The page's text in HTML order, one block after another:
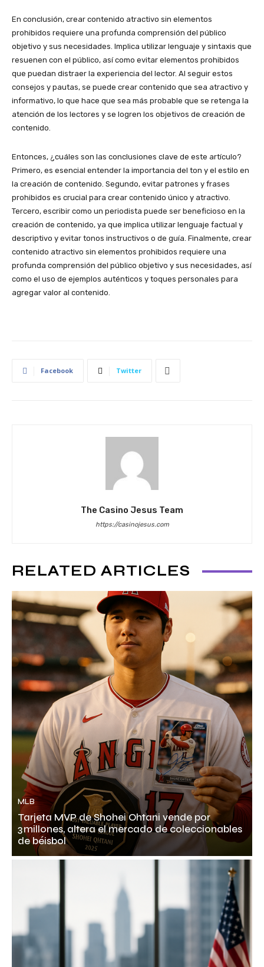
En conclusión, crear contenido atractivo sin elementos
prohibidos requiere una profunda comprensión del público
objetivo y sus necesidades. Implica utilizar lenguaje y sintaxis que
resuenen con el público, así como evitar elementos prohibidos
que puedan distraer la experiencia del lector. Al seguir estos
consejos y pautas, se puede crear contenido que sea atractivo y
informativo, lo que hace que sea más probable que se retenga la
atención de los lectores y se logren los objetivos de creación de
contenido.
Entonces, ¿cuáles son las conclusiones clave de este artículo?
Primero, es esencial entender la importancia del ton y el estilo en
la creación de contenido. Segundo, evitar patrones y frases
prohibidos es crucial para crear contenido único y atractivo.
Tercero, escribir como un periodista puede ser beneficioso en la
creación de contenido, ya que implica utilizar lenguaje factual y
descriptivo y evitar tonos instructivos o de guía. Finalmente, crear
contenido atractivo sin elementos prohibidos requiere una
profunda comprensión del público objetivo y sus necesidades, así
como el uso de ejemplos auténticos y toques personales para
agregar valor al contenido.
Facebook Twitter
The Casino Jesus Team
https://casinojesus.com
RELATED ARTICLES
MLB
Tarjeta MVP de Shohei Ohtani vende por
3 millones, altera el mercado de coleccionables
de béisbol